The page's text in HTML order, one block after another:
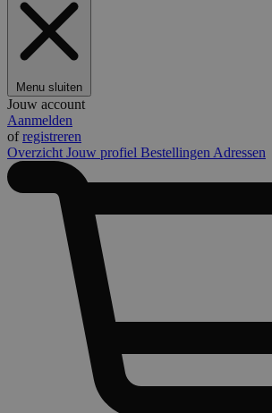
Menu sluiten
Jouw account
Aanmelden
ofregistreren
Overzicht Jouw profiel Bestellingen Adressen